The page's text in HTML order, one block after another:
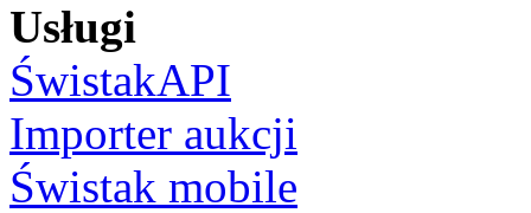
Usługi
ŚwistakAPI
Importer aukcji
Świstak mobile